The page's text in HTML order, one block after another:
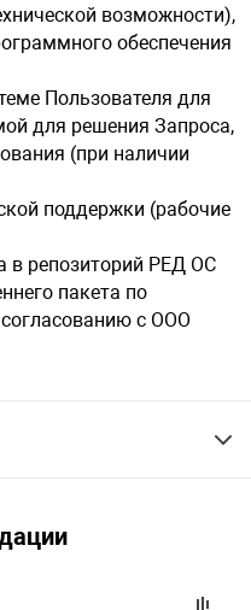
возможности),
обеспечения
Пользователя для
для решения Запроса,
(при наличии
поддержки (рабочие
в репозиторий РЕД ОС
пакета по
с ООО